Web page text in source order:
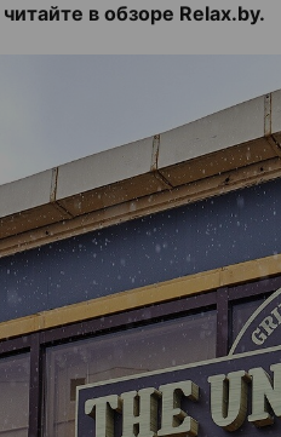
читайте в обзоре Relax.by.